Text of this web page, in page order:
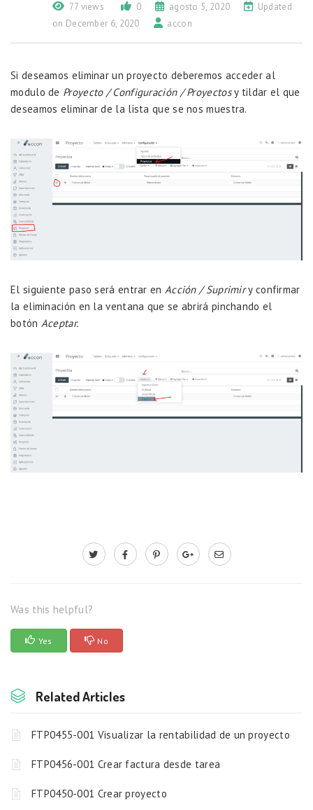
77 views 0 agosto 5, 2020
Updated
on December 6, 2020
accon
Si deseamos eliminar un proyecto deberemos acceder al
modulo de Proyecto / Configuración / Proyectosy tildar el que
deseamos eliminar de la lista que se nos muestra.
El siguiente paso será entrar en Acción / Suprimiry confirmar
la eliminación en la ventana que se abrirá pinchando el
botón Aceptar.
Was this helpful?
Yes No
Related Articles
FTP0455-001 Visualizar la rentabilidad de un proyecto
FTP0456-001 Crear factura desde tarea
FTP0450-001 Crear proyecto